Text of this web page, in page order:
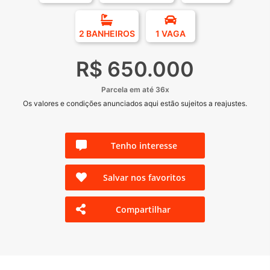
2 BANHEIROS 1 VAGA
R$ 650.000
Parcela em até 36x
Os valores e condições anunciados aqui estão sujeitos a reajustes.
Tenho interesse
Salvar nos favoritos
Compartilhar